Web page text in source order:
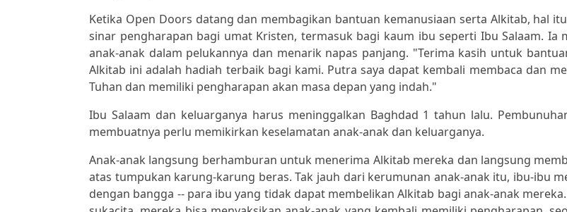
Ketika Open Doors datang dan membagikan bantuan kemanusiaan serta Alkitab, hal
sinar pengharapan bagi umat Kristen, termasuk bagi kaum ibu seperti Ibu Salaam. Ia
anak-anak dalam pelukannya dan menarik napas panjang. "Terima kasih untuk
Alkitab ini adalah hadiah terbaik bagi kami. Putra saya dapat kembali membaca dan
Tuhan dan memiliki pengharapan akan masa depan yang indah."
Ibu Salaam dan keluarganya harus meninggalkan Baghdad 1 tahun lalu.
membuatnya perlu memikirkan keselamatan anak-anak dan keluarganya.
Anak-anak langsung berhamburan untuk menerima Alkitab mereka dan langsung
atas tumpukan karung-karung beras. Tak jauh dari kerumunan anak-anak itu, ibu-ibu
dengan bangga -- para ibu yang tidak dapat membelikan Alkitab bagi anak-anak